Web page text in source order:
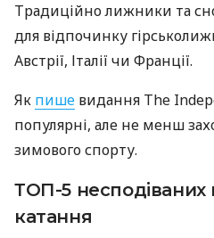
Традиційно лижники та
для відпочинку
Австрії, Італії чи Франції.
Як пише видання The
популярні, але не менш
зимового спорту.
ТОП-5 несподіваних
катання